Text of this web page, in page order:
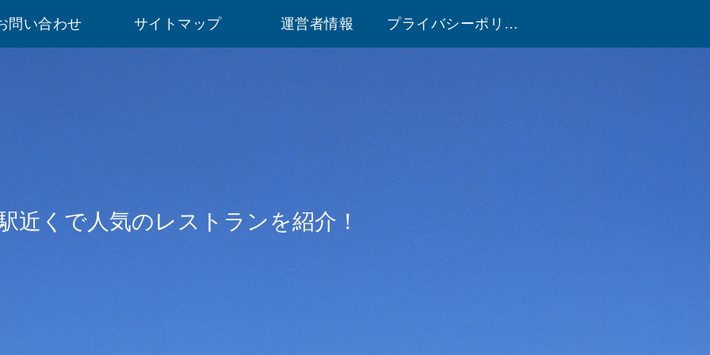
近くで人気のレストランを紹介！
問い合わせ サイトマップ 運営者情報 プライバシーポリシー